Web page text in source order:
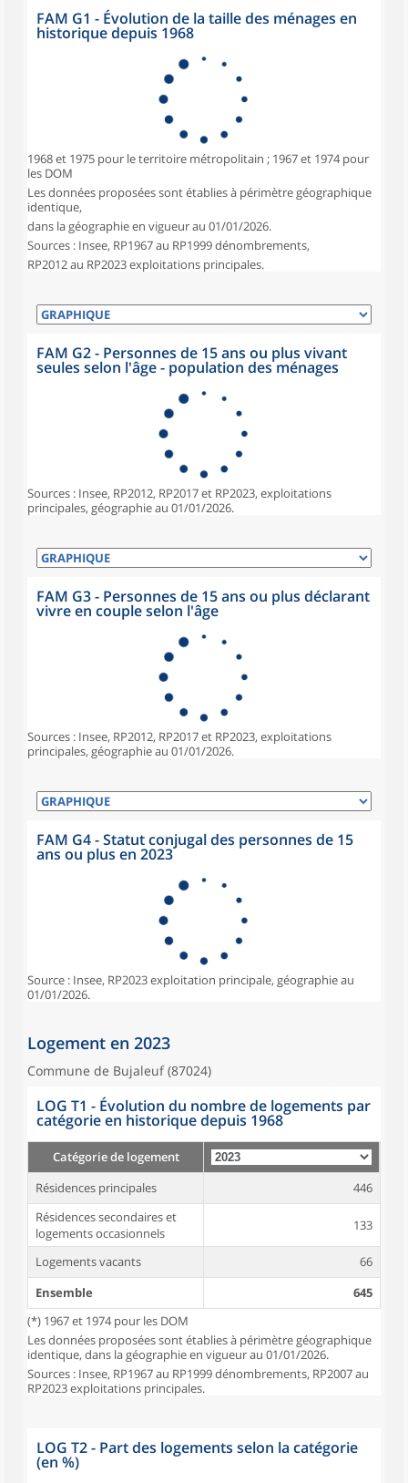
FAM G1 - Évolution de la taille des ménages en
historique depuis 1968
1968 et 1975 pour le territoire métropolitain ; 1967 et 1974 pour
les DOM
Les données proposées sont établies à périmètre géographique
identique,
dans la géographie en vigueur au 01/01/2026.
Sources : Insee, RP1967 au RP1999 dénombrements,
RP2012 au RP2023 exploitations principales.
FAM G2 - Personnes de 15 ans ou plus vivant
seules selon l'âge - population des ménages
Sources : Insee, RP2012, RP2017 et RP2023, exploitations
principales, géographie au 01/01/2026.
FAM G3 - Personnes de 15 ans ou plus déclarant
vivre en couple selon l'âge
Sources : Insee, RP2012, RP2017 et RP2023, exploitations
principales, géographie au 01/01/2026.
FAM G4 - Statut conjugal des personnes de 15
ans ou plus en 2023
Source : Insee, RP2023 exploitation principale, géographie au
01/01/2026.
Logement en 2023
Commune de Bujaleuf (87024)
LOG T1 - Évolution du nombre de logements par
catégorie en historique depuis 1968
Catégorie de logement
Résidences principales
446
Résidences secondaires et
logements occasionnels
133
Logements vacants
66
Ensemble
645
(*) 1967 et 1974 pour les DOM
Les données proposées sont établies à périmètre géographique
identique, dans la géographie en vigueur au 01/01/2026.
Sources : Insee, RP1967 au RP1999 dénombrements, RP2007 au
RP2023 exploitations principales.
LOG T2 - Part des logements selon la catégorie
(en %)